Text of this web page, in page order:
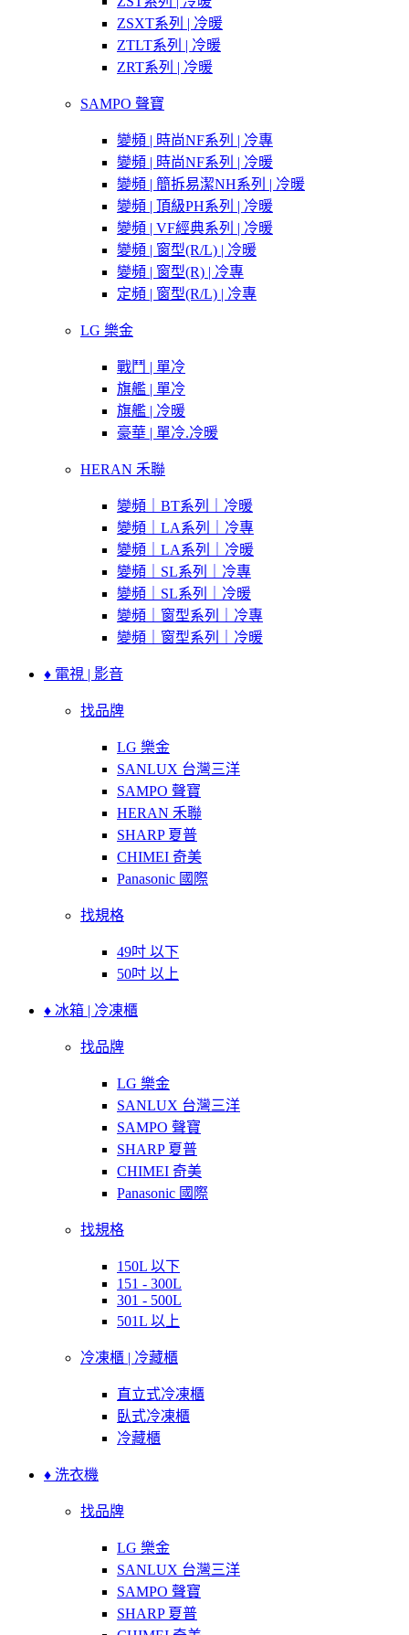
ZSXT系列 | 冷暖
ZTLT系列 | 冷暖
ZRT系列 | 冷暖
SAMPO 聲寶
變頻 | 時尚NF系列 | 冷專
變頻 | 時尚NF系列 | 冷暖
變頻 | 簡拆易潔NH系列 | 冷暖
變頻 | 頂級PH系列 | 冷暖
變頻 | VF經典系列 | 冷暖
變頻 | 窗型(R/L) | 冷暖
變頻 | 窗型(R) | 冷專
定頻 | 窗型(R/L) | 冷專
LG 樂金
戰鬥 | 單冷
旗艦 | 單冷
旗艦 | 冷暖
豪華 | 單冷.冷暖
HERAN 禾聯
變頻｜BT系列｜冷暖
變頻｜LA系列｜冷專
變頻｜LA系列｜冷暖
變頻｜SL系列｜冷專
變頻｜SL系列｜冷暖
變頻｜窗型系列｜冷專
變頻｜窗型系列｜冷暖
♦ 電視 | 影音
找品牌
LG 樂金
SANLUX 台灣三洋
SAMPO 聲寶
HERAN 禾聯
SHARP 夏普
CHIMEI 奇美
Panasonic 國際
找規格
49吋 以下
50吋 以上
♦ 冰箱 | 冷凍櫃
找品牌
LG 樂金
SANLUX 台灣三洋
SAMPO 聲寶
SHARP 夏普
CHIMEI 奇美
Panasonic 國際
找規格
150L 以下
151 - 300L
301 - 500L
501L 以上
冷凍櫃 | 冷藏櫃
直立式冷凍櫃
臥式冷凍櫃
冷藏櫃
♦ 洗衣機
找品牌
LG 樂金
SANLUX 台灣三洋
SAMPO 聲寶
SHARP 夏普